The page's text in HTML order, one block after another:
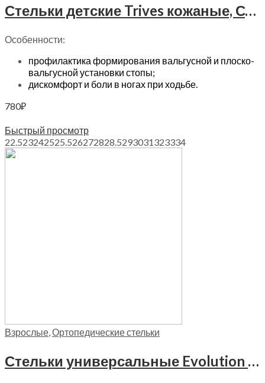
Стельки детские Trives кожаные, СТ-169
Особенности:
профилактика формирования вальгусной и плоско-
вальгусной установки стопы;
дискомфорт и боли в ногах при ходьбе.
780₽
Быстрый просмотр
22.523242525.526272828.5293031323334
Взрослые Ортопедические стельки
Стельки универсальные Evolution Trives, СТ-923